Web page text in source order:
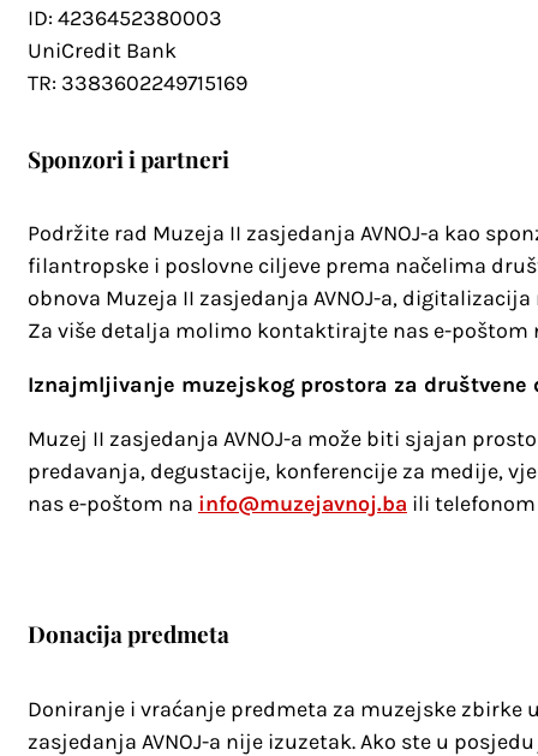
ID: 4236452380003
UniCredit Bank
TR: 3383602249715169
Sponzori i partneri
Podržite rad Muzeja II zasjedanja AVNOJ-a kao
filantropske i poslovne ciljeve prema načelima
obnova Muzeja II zasjedanja AVNOJ-a,
Za više detalja molimo kontaktirajte nas e-poštom
Iznajmljivanje muzejskog prostora za društvene
Muzej II zasjedanja AVNOJ-a može biti sjajan
predavanja, degustacije, konferencije za medije,
nas e-poštom na info@muzejavnoj.ba ili
Donacija predmeta
Doniranje i vraćanje predmeta za muzejske
zasjedanja AVNOJ-a nije izuzetak. Ako ste u